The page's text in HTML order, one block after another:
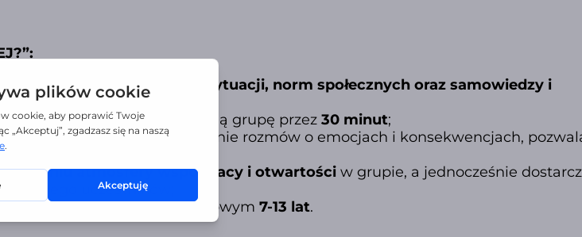
radzenia sobie w trudnej sytuacji, norm społecznych oraz samowiedzy i
sposób zaktywizują grupę przez30 minut;
które ułatwia prowadzenie rozmów o emocjach i konsekwencjach,
atmosfery współpracy i otwartościw grupie, a jednocześnie
uczestników
dla dzieci w przedziale wiekowym 7-13 lat.